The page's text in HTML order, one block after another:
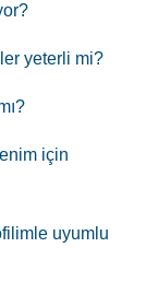
yeterli mi?
için
uyumlu